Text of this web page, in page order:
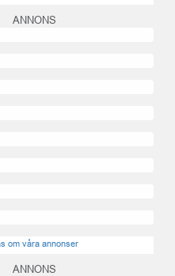
ANNONS
om våra annonser
ANNONS